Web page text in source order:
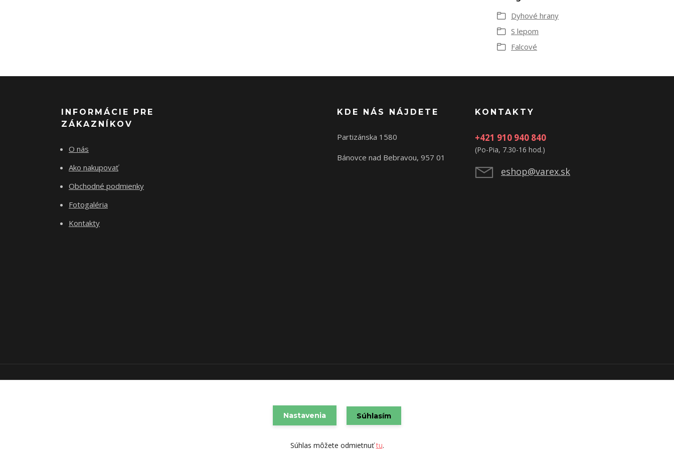
Dyhové hrany
S lepom
Falcové
INFORMÁCIE PRE
ZÁKAZNÍKOV
O nás
Ako nakupovať
Obchodné podmienky
Fotogaléria
Kontakty
KDE NÁS NÁJDETE
Partizánska 1580
Bánovce nad Bebravou, 957 01
KONTAKTY
+421 910 940 840
(Po-Pia, 7.30-16 hod.)
eshop@varex.sk
Vytvorené na
Eshop-rychlo.sk
Nastavenia Súhlasím
Súhlas môžete odmietnuťtu.